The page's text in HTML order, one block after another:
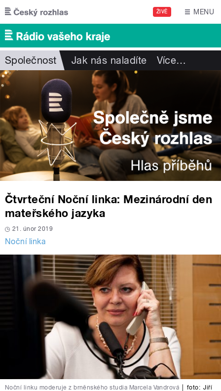
Přejít k hlavnímu obsahu
ŽIVĚ MENU
Společnost Jak nás naladíte Více…
Čtvrteční Noční linka: Mezinárodní den
mateřského jazyka
21. únor 2019
Noční linka
Noční linku moderuje z brněnského studia Marcela Vandrová foto: Jiří